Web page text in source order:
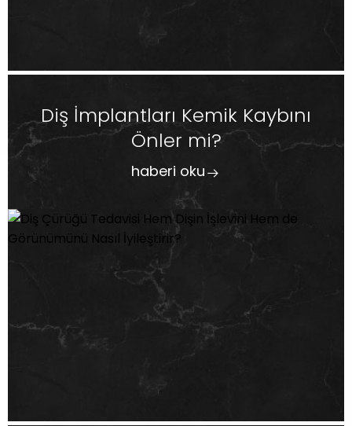
Diş İmplantları Kemik Kaybını
Önler mi?
haberi oku